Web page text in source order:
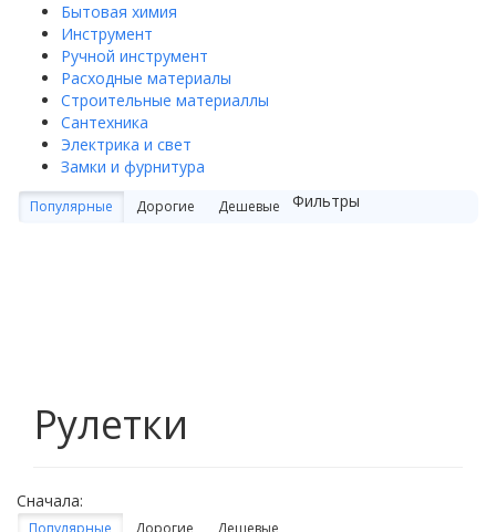
Бытовая химия
Инструмент
Ручной инструмент
Расходные материалы
Строительные материаллы
Сантехника
Электрика и свет
Замки и фурнитура
Популярные Дорогие Дешевые Фильтры
Рулетки
Сначала: